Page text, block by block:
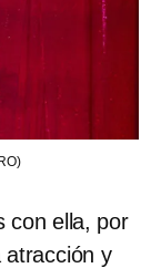
con ella, por
atracción y